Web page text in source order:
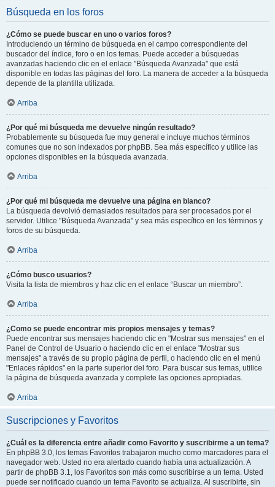
Búsqueda en los foros
¿Cómo se puede buscar en uno o varios foros?
Introduciendo un término de búsqueda en el campo correspondiente del
buscador del índice, foro o en los temas. Puede acceder a búsquedas
avanzadas haciendo clic en el enlace "Búsqueda Avanzada" que está
disponible en todas las páginas del foro. La manera de acceder a la búsqueda
depende de la plantilla utilizada.
Arriba
¿Por qué mi búsqueda me devuelve ningún resultado?
Probablemente su búsqueda fue muy general e incluye muchos términos
comunes que no son indexados por phpBB. Sea más específico y utilice las
opciones disponibles en la búsqueda avanzada.
Arriba
¿Por qué mi búsqueda me devuelve una página en blanco?
La búsqueda devolvió demasiados resultados para ser procesados por el
servidor. Utilice "Búsqueda Avanzada" y sea más específico en los términos y
foros de su búsqueda.
Arriba
¿Cómo busco usuarios?
Visita la lista de miembros y haz clic en el enlace “Buscar un miembro”.
Arriba
¿Como se puede encontrar mis propios mensajes y temas?
Puede encontrar sus mensajes haciendo clic en "Mostrar sus mensajes" en el
Panel de Control de Usuario o haciendo clic en el enlace "Mostrar sus
mensajes" a través de su propio página de perfil, o haciendo clic en el menú
"Enlaces rápidos" en la parte superior del foro. Para buscar sus temas, utilice
la página de búsqueda avanzada y complete las opciones apropiadas.
Arriba
Suscripciones y Favoritos
¿Cuál es la diferencia entre añadir como Favorito y suscribirme a un tema?
En phpBB 3.0, los temas Favoritos trabajaron mucho como marcadores para el
navegador web. Usted no era alertado cuando había una actualización. A
partir de phpBB 3.1, los Favoritos son más como suscribirse a un tema. Usted
puede ser notificado cuando un tema Favorito se actualiza. Al suscribirte, sin